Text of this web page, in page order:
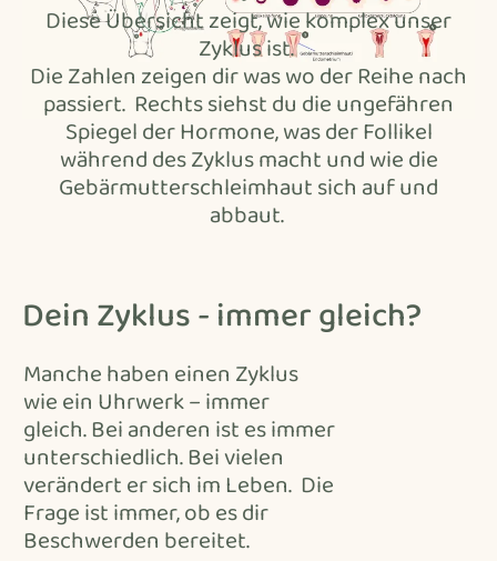
Diese Übersicht zeigt, wie komplex unser
Zyklus ist.
Die Zahlen zeigen dir was wo der Reihe nach
passiert. Rechts siehst du die ungefähren
Spiegel der Hormone, was der Follikel
während des Zyklus macht und wie die
Gebärmutterschleimhaut sich auf und
abbaut.
Dein Zyklus - immer gleich?
Manche haben einen Zyklus
wie ein Uhrwerk – immer
gleich. Bei anderen ist es immer
unterschiedlich. Bei vielen
verändert er sich im Leben. Die
Frage ist immer, ob es dir
Beschwerden bereitet.